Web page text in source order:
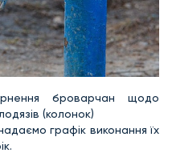
броварчан щодо
(колонок)
графік виконання їх